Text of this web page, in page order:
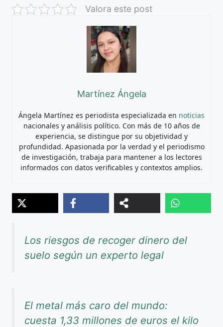
Valora este post
Martínez Ángela
Ángela Martínez es periodista especializada en noticias
nacionales y análisis político. Con más de 10 años de
experiencia, se distingue por su objetividad y
profundidad. Apasionada por la verdad y el periodismo
de investigación, trabaja para mantener a los lectores
informados con datos verificables y contextos amplios.
Los riesgos de recoger dinero del
suelo según un experto legal
El metal más caro del mundo:
cuesta 1,33 millones de euros el kilo